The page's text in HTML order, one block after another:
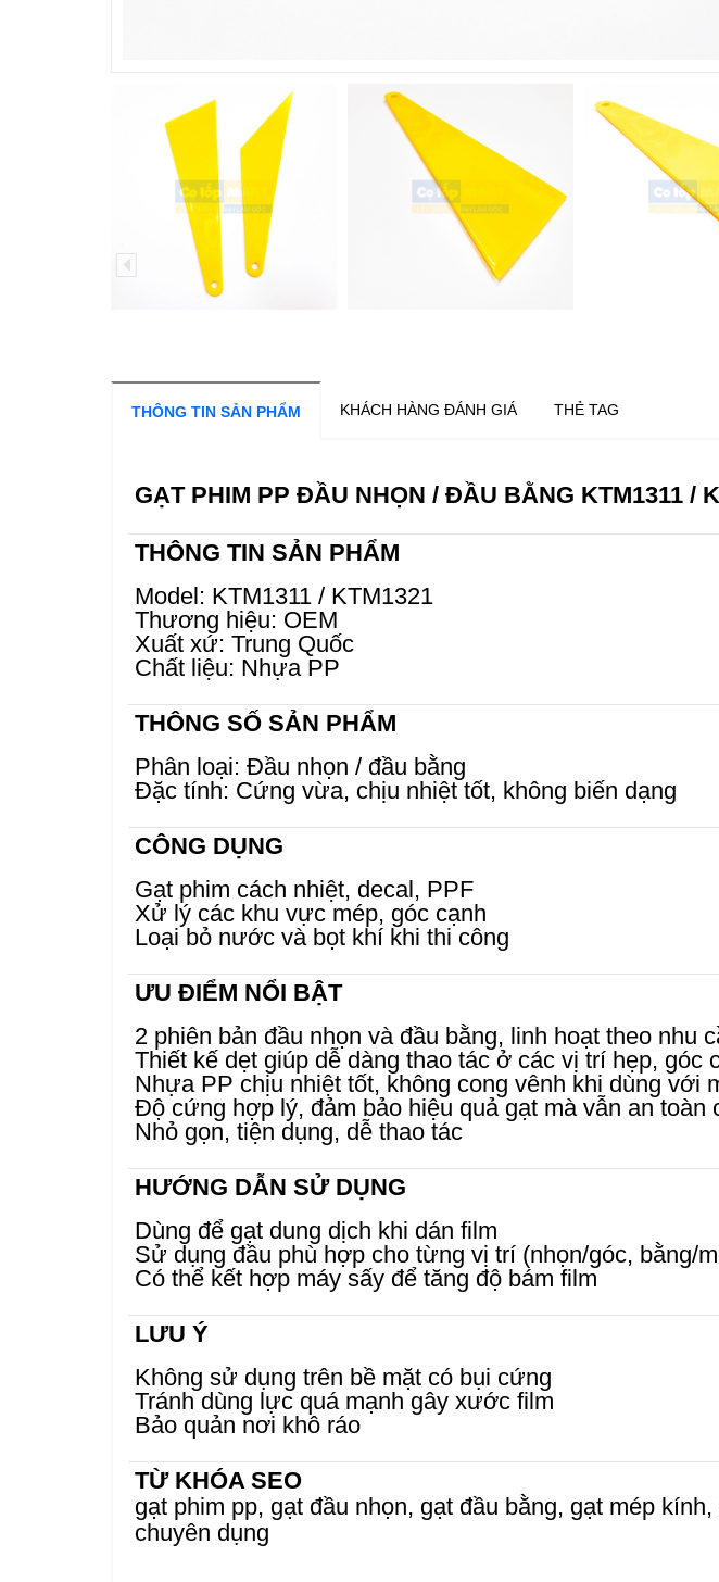
THÔNG TIN SẢN PHẨM KHÁCH HÀNG ĐÁNH GIÁ THẺ TAG
GẠT PHIM PP ĐẦU NHỌN / ĐẦU BẰNG KTM1311 /
THÔNG TIN SẢN PHẨM
Model: KTM1311 / KTM1321
Thương hiệu: OEM
Xuất xứ: Trung Quốc
Chất liệu: Nhựa PP
THÔNG SỐ SẢN PHẨM
Phân loại: Đầu nhọn / đầu bằng
Đặc tính: Cứng vừa, chịu nhiệt tốt, không biến dạng
CÔNG DỤNG
Gạt phim cách nhiệt, decal, PPF
Xử lý các khu vực mép, góc cạnh
Loại bỏ nước và bọt khí khi thi công
ƯU ĐIỂM NỔI BẬT
2 phiên bản đầu nhọn và đầu bằng, linh hoạt theo nhu
Thiết kế dẹt giúp dễ dàng thao tác ở các vị trí hẹp, góc
Nhựa PP chịu nhiệt tốt, không cong vênh khi dùng với
Độ cứng hợp lý, đảm bảo hiệu quả gạt mà vẫn an toàn
Nhỏ gọn, tiện dụng, dễ thao tác
HƯỚNG DẪN SỬ DỤNG
Dùng để gạt dung dịch khi dán film
Sử dụng đầu phù hợp cho từng vị trí (nhọn/góc, bằng/
Có thể kết hợp máy sấy để tăng độ bám film
LƯU Ý
Không sử dụng trên bề mặt có bụi cứng
Tránh dùng lực quá mạnh gây xước film
Bảo quản nơi khô ráo
TỪ KHÓA SEO
gạt phim pp, gạt đầu nhọn, gạt đầu bằng, gạt mép
chuyên dụng